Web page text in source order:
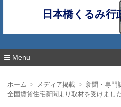
日本橋くるみ行
Menu
ホーム メディア掲載
新聞・専門
全国賃貸住宅新聞より取材を受けま